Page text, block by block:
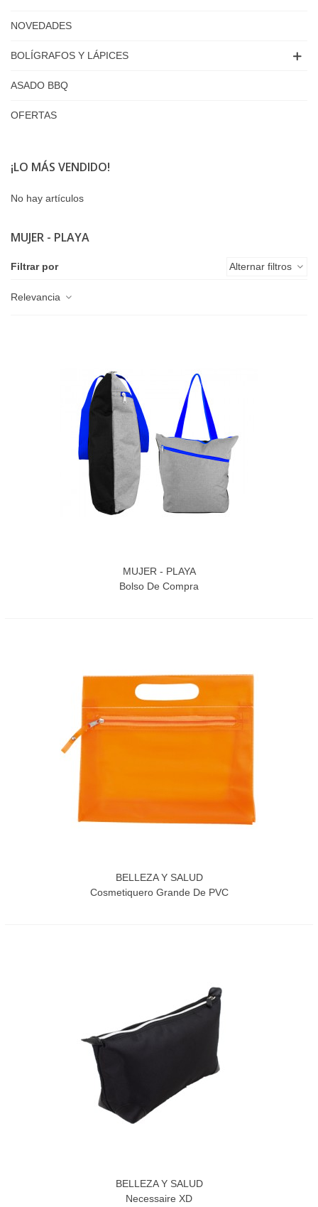
NOVEDADES
BOLÍGRAFOS Y LÁPICES
ASADO BBQ
OFERTAS
¡LO MÁS VENDIDO!
No hay artículos
MUJER - PLAYA
Filtrar por Alternar filtros
Relevancia
MUJER - PLAYA
Bolso De Compra
BELLEZA Y SALUD
Cosmetiquero Grande De PVC
BELLEZA Y SALUD
Necessaire XD